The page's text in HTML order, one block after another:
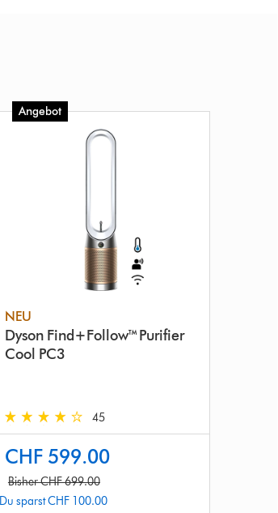
NEU
Dyson Find+Follow™ Purifier
Cool PC3
Angebot
4.0
stars
out
of
45
CHF 599.00
Bisher CHF 699.00
Du sparst CHF 100.00